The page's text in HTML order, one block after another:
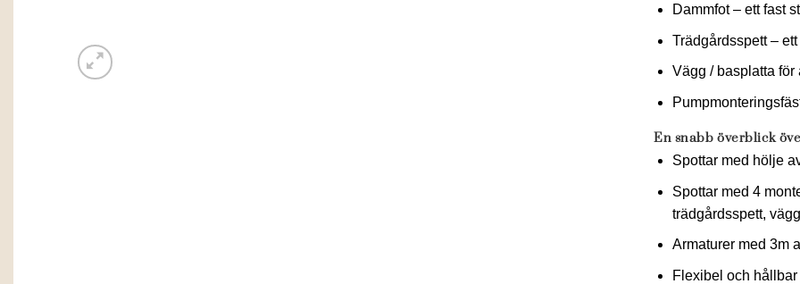
Dammfot – ett fast
Trädgårdsspett –
Vägg / basplatta för
En snabb överblick
Spottar med hölje
Spottar med 4
trädgårdsspett,
Armaturer med 3m
Flexibel och